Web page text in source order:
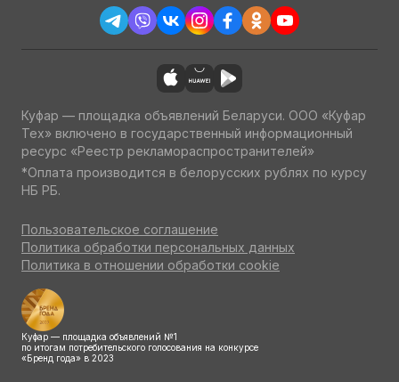
Куфар — площадка объявлений Беларуси. ООО «Куфар
Тех» включено в государственный информационный
ресурс «Реестр рекламораспространителей»
*Оплата производится в белорусских рублях по курсу
НБ РБ.
Пользовательское соглашение
Политика обработки персональных данных
Политика в отношении обработки cookie
Куфар — площадка объявлений №1
по итогам потребительского голосования на конкурсе
«Бренд года» в 2023